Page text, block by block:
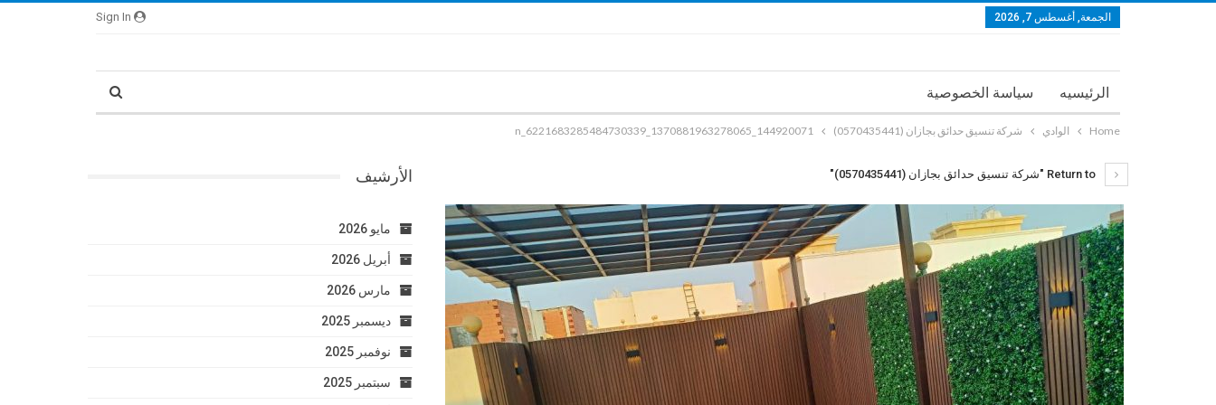
الجمعة, أغسطس 7, 2026
الرئيسيه سياسة الخصوصية
Home الوادي شركة تنسيق حدائق بجازان (0570435441) 144920071_1370881963278065_6221683285484730339_n
الأرشيف
مايو 2026
أبريل 2026
مارس 2026
ديسمبر 2025
نوفمبر 2025
سبتمبر 2025